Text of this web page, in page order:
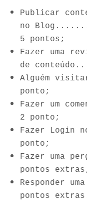
Publicar
no
5 pontos;
Fazer uma
de
Alguém
ponto;
Fazer um
2 ponto;
Fazer
ponto;
Fazer uma
pontos
Responder
pontos